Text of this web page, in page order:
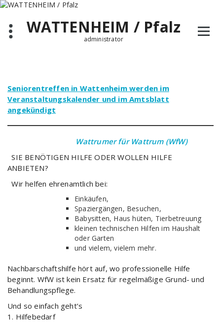
Zum
springenWATTENHEIM / Pfalz
administrator
Seniorentreffen in Wattenheim werden im
Veranstaltungskalender und im Amtsblatt
angekündigt
Wattrumer für Wattrum (WfW)
SIE BENÖTIGEN HILFE ODER WOLLEN HILFE
ANBIETEN?
Wir helfen ehrenamtlich bei:
Einkäufen,
Spaziergängen, Besuchen,
Babysitten, Haus hüten, Tierbetreuung
kleinen technischen Hilfen im Haushalt
oder Garten
und vielem, vielem mehr.
Nachbarschaftshilfe hört auf, wo professionelle Hilfe
beginnt. WfW ist kein Ersatz für regelmäßige Grund- und
Behandlungspflege.
Und so einfach geht’s
1. Hilfebedarf